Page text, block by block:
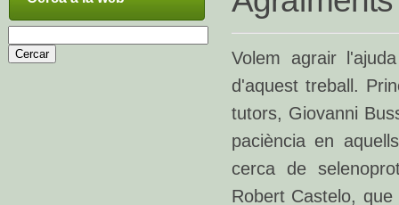
Volem agrair
d'aquest treball.
tutors, Giovanni
paciència en
cerca de
Robert Castelo,